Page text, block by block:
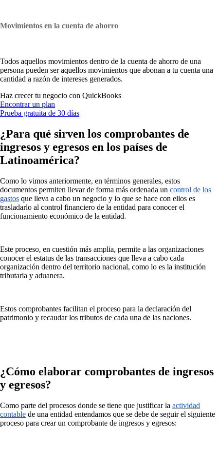
Movimientos en la cuenta de ahorro
Todos aquellos movimientos dentro de la cuenta de ahorro de una
persona pueden ser aquellos movimientos que abonan a tu cuenta una
cantidad a razón de intereses generados.
Haz crecer tu negocio con QuickBooks
Encontrar un plan
Prueba gratuita de 30 días
¿Para qué sirven los comprobantes de
ingresos y egresos en los países de
Latinoamérica?
Como lo vimos anteriormente, en términos generales, estos
documentos permiten llevar de forma más ordenada un control de los
gastos que lleva a cabo un negocio y lo que se hace con ellos es
trasladarlo al control financiero de la entidad para conocer el
funcionamiento económico de la entidad.
Este proceso, en cuestión más amplia, permite a las organizaciones
conocer el estatus de las transacciones que lleva a cabo cada
organización dentro del territorio nacional, como lo es la institución
tributaria y aduanera.
Estos comprobantes facilitan el proceso para la declaración del
patrimonio y recaudar los tributos de cada una de las naciones.
¿Cómo elaborar comprobantes de ingresos
y egresos?
Como parte del procesos donde se tiene que justificar la actividad
contable de una entidad entendamos que se debe de seguir el siguiente
proceso para crear un comprobante de ingresos y egresos: